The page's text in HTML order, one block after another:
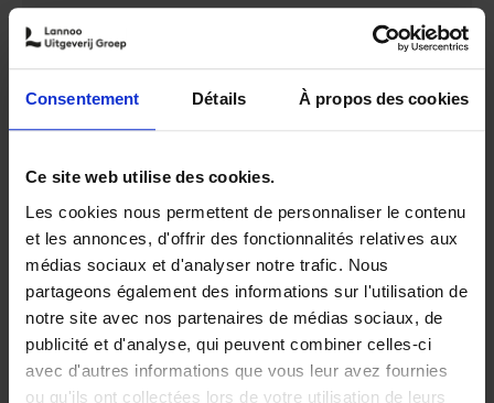
Consentement Détails À propos des cookies
Ce site web utilise des cookies.
Les cookies nous permettent de personnaliser le contenu
et les annonces, d'offrir des fonctionnalités relatives aux
médias sociaux et d'analyser notre trafic. Nous
partageons également des informations sur l'utilisation de
notre site avec nos partenaires de médias sociaux, de
publicité et d'analyse, qui peuvent combiner celles-ci
avec d'autres informations que vous leur avez fournies
ou qu'ils ont collectées lors de votre utilisation de leurs
E-book
Product details